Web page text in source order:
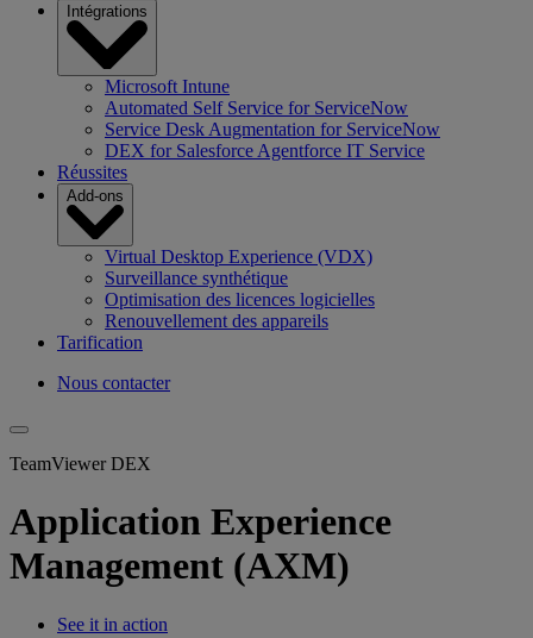
Intégrations
Microsoft Intune
Automated Self Service for ServiceNow
Service Desk Augmentation for ServiceNow
DEX for Salesforce Agentforce IT Service
Réussites
Add-ons
Virtual Desktop Experience (VDX)
Surveillance synthétique
Optimisation des licences logicielles
Renouvellement des appareils
Tarification
Nous contacter
TeamViewer DEX
Application Experience
Management (AXM)
See it in action